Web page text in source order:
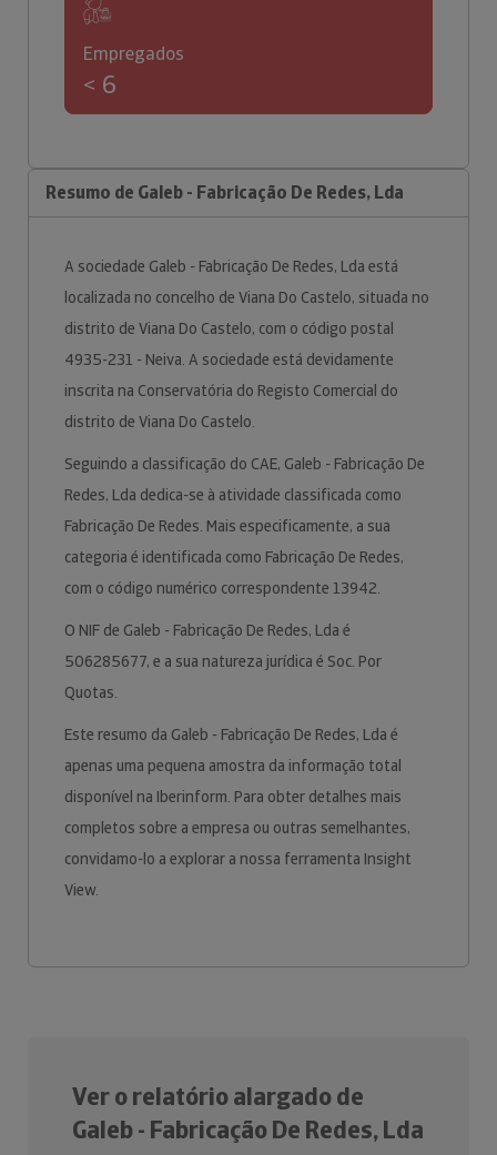
Empregados
< 6
Resumo de Galeb - Fabricação De Redes, Lda
A sociedade Galeb - Fabricação De Redes, Lda está
localizada no concelho de Viana Do Castelo, situada no
distrito de Viana Do Castelo, com o código postal
4935-231 - Neiva. A sociedade está devidamente
inscrita na Conservatória do Registo Comercial do
distrito de Viana Do Castelo.
Seguindo a classificação do CAE, Galeb - Fabricação De
Redes, Lda dedica-se à atividade classificada como
Fabricação De Redes. Mais especificamente, a sua
categoria é identificada como Fabricação De Redes,
com o código numérico correspondente 13942.
O NIF de Galeb - Fabricação De Redes, Lda é
506285677, e a sua natureza jurídica é Soc. Por
Quotas.
Este resumo da Galeb - Fabricação De Redes, Lda é
apenas uma pequena amostra da informação total
disponível na Iberinform. Para obter detalhes mais
completos sobre a empresa ou outras semelhantes,
convidamo-lo a explorar a nossa ferramenta Insight
View.
Ver o relatório alargado de
Galeb - Fabricação De Redes, Lda